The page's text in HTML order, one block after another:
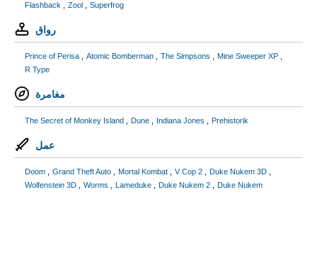
Flashback Zool Superfrog
رواق
Prince of Perisa Atomic Bomberman The Simpsons
Mine Sweeper XP
R Type
مغامرة
The Secret of Monkey Island Dune Indiana Jones Prehistorik
عمل
Doom Grand Theft Auto Mortal Kombat V Cop 2
Duke Nukem 3D
Wolfenstein 3D
Worms Lameduke Duke Nukem 2 Duke Nukem